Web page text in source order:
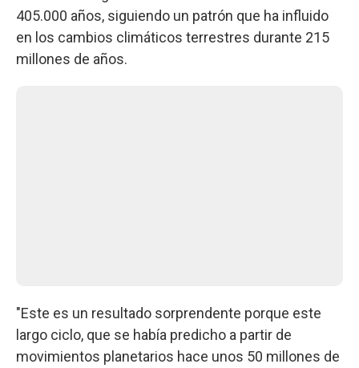
405.000 años, siguiendo un patrón que ha influido
en los cambios climáticos terrestres durante 215
millones de años.
"Este es un resultado sorprendente porque este
largo ciclo, que se había predicho a partir de
movimientos planetarios hace unos 50 millones de